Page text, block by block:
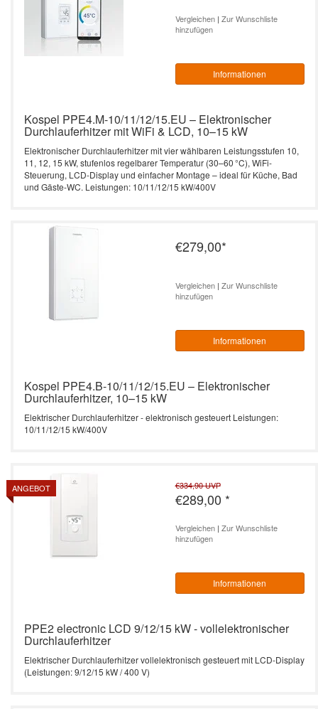
Leistung: 18 kW / 400V
Leistung: 27 kW / 400V
Leistung: 36 kW / 400V
effizient & smart
Kospel PPE4.B Durchlauferhitzer – 10
kW
PPE2 electronic LCD 9/12/15,
18/21/24, 27 kW
Zubehör Durchlauferhitzer
L3-Serie 4-24 kW -
vollelektronisch -
programmierbar
Elektrischer Heizkessel
EKCO.TM -
witterungsgeführt mit
zwei Heizaggregaten
Heizstab)
SW Termo Max
Elektrische Heizkessel
Vertrag widerrufen Vergleichen| Zur Wunschliste
hinzufügen
Informationen
Kospel PPE4.M-10/11/12/15.EU – Elektronischer
Durchlauferhitzer mit WiFi & LCD, 10–15 kW
Elektronischer Durchlauferhitzer mit vier wählbaren Leistungsstufen 10,
11, 12, 15 kW, stufenlos regelbarer Temperatur (30–60 °C), WiFi-
Steuerung, LCD-Display und einfacher Montage – ideal für Küche, Bad
und Gäste-WC. Leistungen: 10/11/12/15 kW/400V
€279,00*
Vergleichen| Zur Wunschliste
hinzufügen
Informationen
Kospel PPE4.B-10/11/12/15.EU – Elektronischer
Durchlauferhitzer, 10–15 kW
Elektrischer Durchlauferhitzer - elektronisch gesteuert Leistungen:
10/11/12/15 kW/400V
ANGEBOT €334,90UVP
€289,00 *
Vergleichen| Zur Wunschliste
hinzufügen
Informationen
PPE2 electronic LCD 9/12/15 kW - vollelektronischer
Durchlauferhitzer
Elektrischer Durchlauferhitzer vollelektronisch gesteuert mit LCD-Display
(Leistungen: 9/12/15 kW / 400 V)